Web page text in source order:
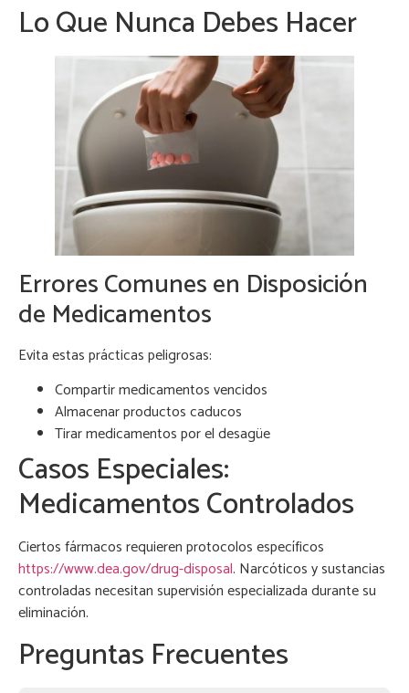
Lo Que Nunca Debes Hacer
Errores Comunes en Disposición
de Medicamentos
Evita estas prácticas peligrosas:
Compartir medicamentos vencidos
Almacenar productos caducos
Tirar medicamentos por el desagüe
Casos Especiales:
Medicamentos Controlados
Ciertos fármacos requieren protocolos específicos
https://www.dea.gov/drug-disposal. Narcóticos y sustancias
controladas necesitan supervisión especializada durante su
eliminación.
Preguntas Frecuentes